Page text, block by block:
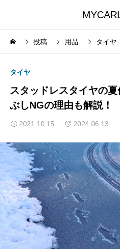
投稿 用品 タイヤ
タイヤ
スタッドレスタイヤの
ぶしNGの理由も解説！
2021.10.15 2024.06.13